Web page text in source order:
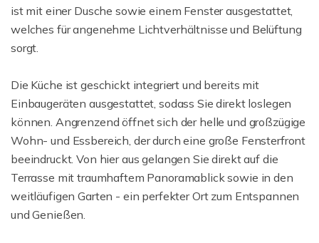
ist mit einer Dusche sowie einem Fenster ausgestattet,
welches für angenehme Lichtverhältnisse und Belüftung
sorgt.
Die Küche ist geschickt integriert und bereits mit
Einbaugeräten ausgestattet, sodass Sie direkt loslegen
können. Angrenzend öffnet sich der helle und großzügige
Wohn- und Essbereich, der durch eine große Fensterfront
beeindruckt. Von hier aus gelangen Sie direkt auf die
Terrasse mit traumhaftem Panoramablick sowie in den
weitläufigen Garten - ein perfekter Ort zum Entspannen
und Genießen.